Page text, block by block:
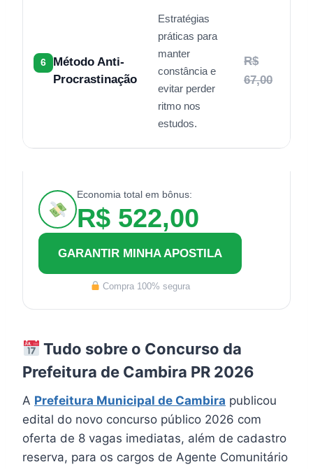
6
Método Anti-
Procrastinação
Estratégias
práticas para
manter
constância e
evitar perder
ritmo nos
estudos.
R$
67,00
Economia total em bônus:
R$ 522,00
GARANTIR MINHA APOSTILA
Compra 100% segura
Tudo sobre o Concurso da
Prefeitura de Cambira PR 2026
A Prefeitura Municipal de Cambira publicou
edital do novo concurso público 2026 com
oferta de 8 vagas imediatas, além de cadastro
reserva, para os cargos de Agente Comunitário